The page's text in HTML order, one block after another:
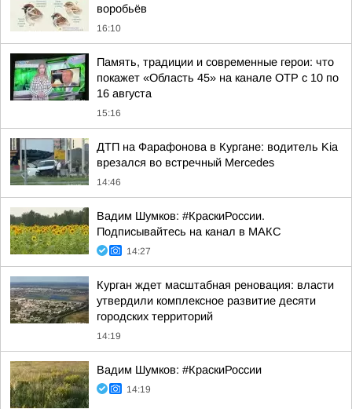
воробьёв
16:10
Память, традиции и современные герои: что
покажет «Область 45» на канале ОТР с 10 по
16 августа
15:16
ДТП на Фарафонова в Кургане: водитель Kia
врезался во встречный Mercedes
14:46
Вадим Шумков: #КраскиРоссии.
Подписывайтесь на канал в МАКС
14:27
Курган ждет масштабная реновация: власти
утвердили комплексное развитие десяти
городских территорий
14:19
Вадим Шумков: #КраскиРоссии
14:19